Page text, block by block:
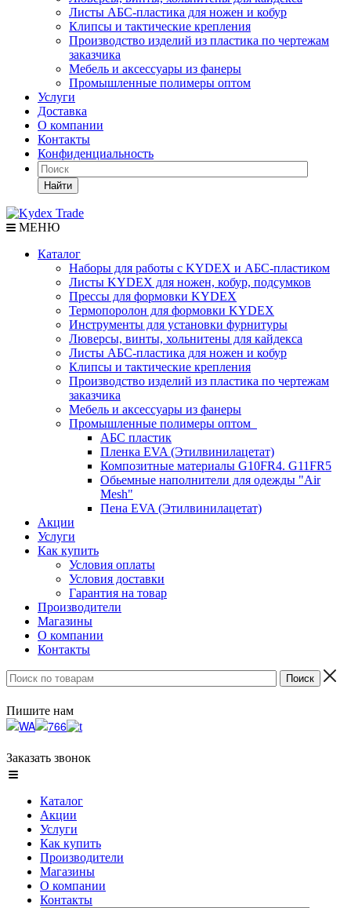
Листы АБС-пластика для ножен и кобур
Клипсы и тактические крепления
Производство изделий из пластика по чертежам
заказчика
Мебель и аксессуары из фанеры
Промышленные полимеры оптом
Услуги
Доставка
О компании
Контакты
Конфиденциальность
Найти
МЕНЮ
Каталог
Наборы для работы с KYDEX и АБС-пластиком
Листы KYDEX для ножен, кобур, подсумков
Прессы для формовки KYDEX
Термопоролон для формовки KYDEX
Инструменты для установки фурнитуры
Люверсы, винты, хольнитены для кайдекса
Листы АБС-пластика для ножен и кобур
Клипсы и тактические крепления
Производство изделий из пластика по чертежам
заказчика
Мебель и аксессуары из фанеры
Промышленные полимеры оптом
АБС пластик
Пленка EVA (Этилвинилацетат)
Композитные материалы G10FR4. G11FR5
Обьемные наполнители для одежды "Air
Mesh"
Пена EVA (Этилвинилацетат)
Акции
Услуги
Как купить
Условия оплаты
Условия доставки
Гарантия на товар
Производители
Магазины
О компании
Контакты
Пишите нам
Заказать звонок
Каталог
Акции
Услуги
Как купить
Производители
Магазины
О компании
Контакты